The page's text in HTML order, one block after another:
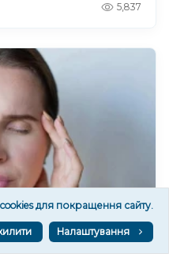
5,837
для покращення сайту.
Налаштування